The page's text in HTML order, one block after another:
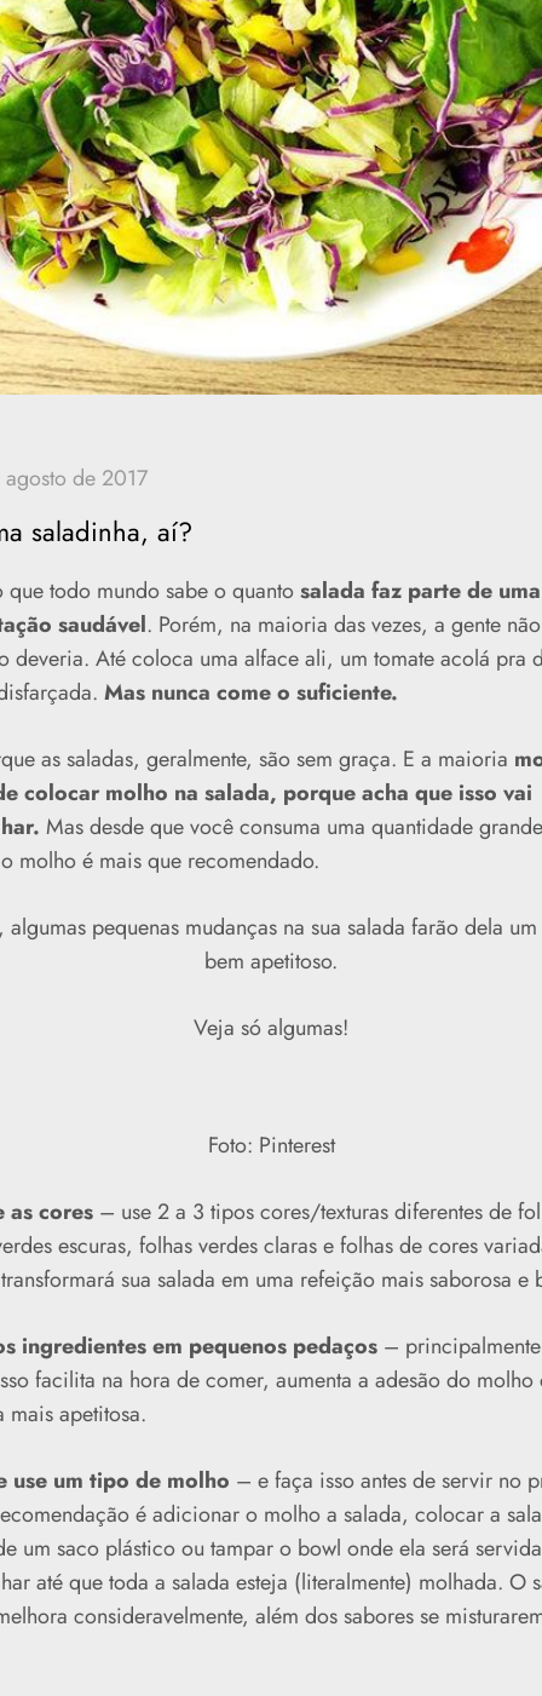
saladinha, aí?
que todo mundo sabe o quantosalada faz parte de uma
saudável. Porém, na maioria das vezes, a gente
deveria. Até coloca uma alface ali, um tomate acolá pra
Mas nunca come o suficiente.
as saladas, geralmente, são sem graça. E a maioria
colocar molho na salada, porque acha que isso vai
Mas desde que você consuma uma quantidade
molho é mais que recomendado.
algumas pequenas mudanças na sua salada farão dela
bem apetitoso.
Veja só algumas!
Foto: Pinterest
as cores – use 2 a 3 tipos cores/texturas diferentes de
escuras, folhas verdes claras e folhas de cores
sua salada em uma refeição mais saborosa e
ingredientes em pequenos pedaços –
facilita na hora de comer, aumenta a adesão do molho
mais apetitosa.
use um tipo de molho – e faça isso antes de servir no
é adicionar o molho a salada, colocar a
um saco plástico ou tampar o bowl onde ela será
até que toda a salada esteja (literalmente) molhada. O
consideravelmente, além dos sabores se